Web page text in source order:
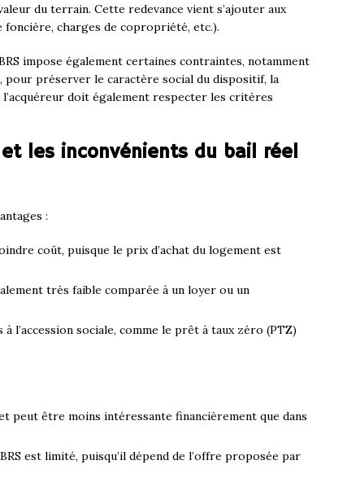
du terrain. Cette redevance vient s’ajouter aux
charges de copropriété, etc.).
impose également certaines contraintes, notamment
pour préserver le caractère social du dispositif, la
doit également respecter les critères
les inconvénients du bail réel
:
coût, puisque le prix d’achat du logement est
très faible comparée à un loyer ou un
l’accession sociale, comme le prêt à taux zéro (PTZ)
peut être moins intéressante financièrement que dans
est limité, puisqu’il dépend de l’offre proposée par